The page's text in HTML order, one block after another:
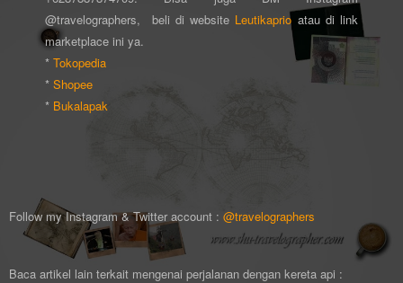
@travelographers, beli di website Leutikaprio atau di link
marketplace ini ya.
* Tokopedia
* Shopee
* Bukalapak
Follow my Instagram & Twitter account : @travelographers
Baca artikel lain terkait mengenai perjalanan dengan kereta api :